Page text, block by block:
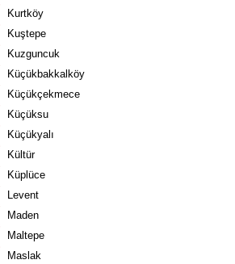
Kurtköy
Kuştepe
Kuzguncuk
Küçükbakkalköy
Küçükçekmece
Küçüksu
Küçükyalı
Kültür
Küplüce
Levent
Maden
Maltepe
Maslak